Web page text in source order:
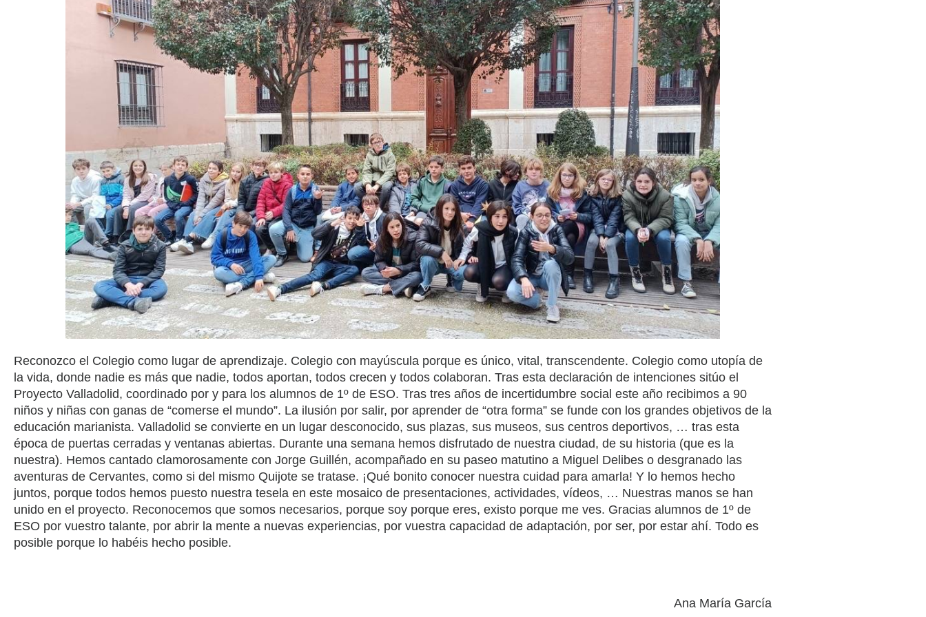
Reconozco el Colegio como lugar de aprendizaje. Colegio con mayúscula porque es único, vital, transcendente. Colegio como utopía de
la vida, donde nadie es más que nadie, todos aportan, todos crecen y todos colaboran. Tras esta declaración de intenciones sitúo el
Proyecto Valladolid, coordinado por y para los alumnos de 1º de ESO. Tras tres años de incertidumbre social este año recibimos a 90
niños y niñas con ganas de “comerse el mundo”. La ilusión por salir, por aprender de “otra forma” se funde con los grandes objetivos de la
educación marianista. Valladolid se convierte en un lugar desconocido, sus plazas, sus museos, sus centros deportivos, … tras esta
época de puertas cerradas y ventanas abiertas. Durante una semana hemos disfrutado de nuestra ciudad, de su historia (que es la
nuestra). Hemos cantado clamorosamente con Jorge Guillén, acompañado en su paseo matutino a Miguel Delibes o desgranado las
aventuras de Cervantes, como si del mismo Quijote se tratase. ¡Qué bonito conocer nuestra cuidad para amarla! Y lo hemos hecho
juntos, porque todos hemos puesto nuestra tesela en este mosaico de presentaciones, actividades, vídeos, … Nuestras manos se han
unido en el proyecto. Reconocemos que somos necesarios, porque soy porque eres, existo porque me ves. Gracias alumnos de 1º de
ESO por vuestro talante, por abrir la mente a nuevas experiencias, por vuestra capacidad de adaptación, por ser, por estar ahí. Todo es
posible porque lo habéis hecho posible.
Ana María García